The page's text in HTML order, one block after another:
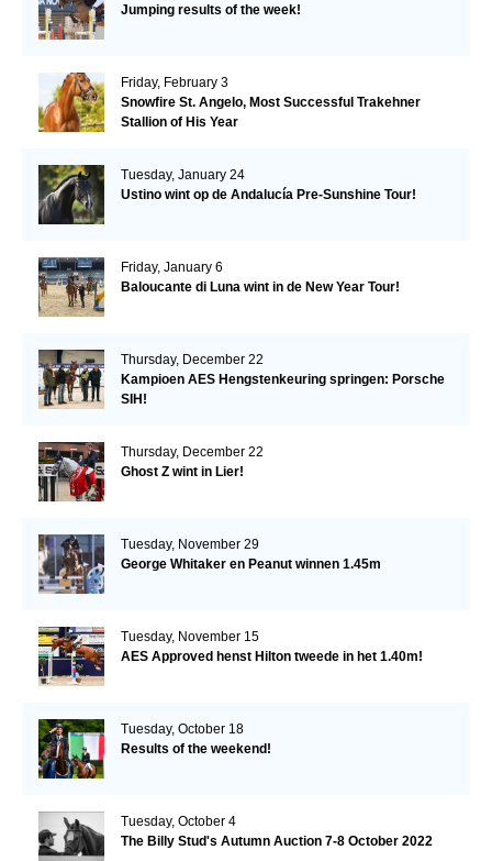
Jumping results of the week!
Friday, February 3
Snowfire St. Angelo, Most Successful Trakehner
Stallion of His Year
Tuesday, January 24
Ustino wint op de Andalucía Pre-Sunshine Tour!
Friday, January 6
Baloucante di Luna wint in de New Year Tour!
Thursday, December 22
Kampioen AES Hengstenkeuring springen: Porsche
SIH!
Thursday, December 22
Ghost Z wint in Lier!
Tuesday, November 29
George Whitaker en Peanut winnen 1.45m
Tuesday, November 15
AES Approved henst Hilton tweede in het 1.40m!
Tuesday, October 18
Results of the weekend!
Tuesday, October 4
The Billy Stud's Autumn Auction 7-8 October 2022